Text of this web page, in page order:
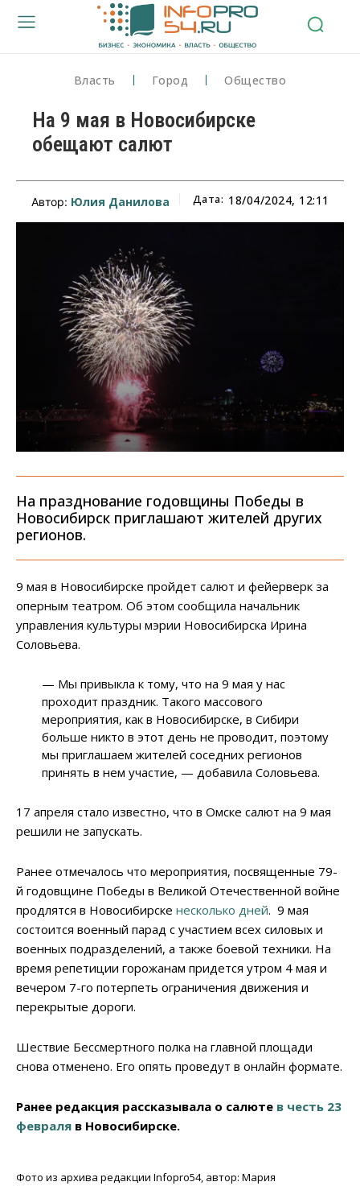
Власть Город Общество
На 9 мая в Новосибирске
обещают салют
Автор: Юлия Данилова Дата: 18/04/2024, 12:11
На празднование годовщины Победы в
Новосибирск приглашают жителей других
регионов.
9 мая в Новосибирске пройдет салют и фейерверк за
оперным театром. Об этом сообщила начальник
управления культуры мэрии Новосибирска Ирина
Соловьева.
— Мы привыкла к тому, что на 9 мая у нас
проходит праздник. Такого массового
мероприятия, как в Новосибирске, в Сибири
больше никто в этот день не проводит, поэтому
мы приглашаем жителей соседних регионов
принять в нем участие, — добавила Соловьева.
17 апреля стало известно, что в Омске салют на 9 мая
решили не запускать.
Ранее отмечалось что мероприятия, посвященные 79-
й годовщине Победы в Великой Отечественной войне
продлятся в Новосибирске несколько дней. 9 мая
состоится военный парад с участием всех силовых и
военных подразделений, а также боевой техники. На
время репетиции горожанам придется утром 4 мая и
вечером 7-го потерпеть ограничения движения и
перекрытые дороги.
Шествие Бессмертного полка на главной площади
снова отменено. Его опять проведут в онлайн формате.
Ранее редакция рассказывала о салюте в честь 23
февраля в Новосибирске.
Фото из архива редакции Infopro54, автор: Мария